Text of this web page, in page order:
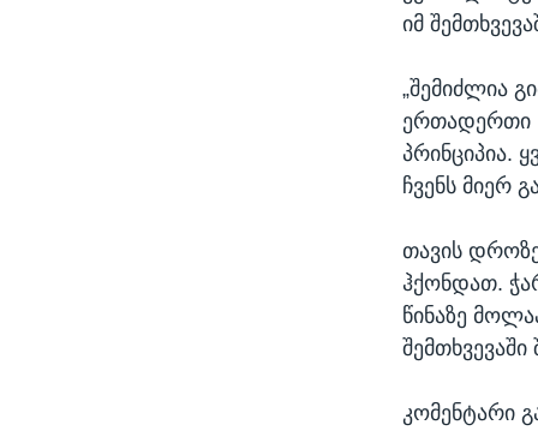
იმ
„შემიძლია
ერთადერთი
პრინციპია.
ჩვენს მიერ
თავის
ჰქონდათ.
წინაზე
კომენტარი